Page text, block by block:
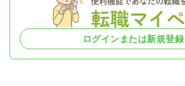
ログインまたは新規登録